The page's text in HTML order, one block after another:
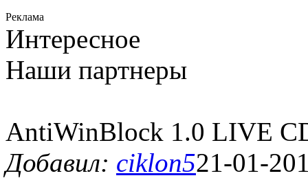
Реклама
Интересное
Наши партнеры
AntiWinBlock 1.0 LIVE
Добавил: ciklon521-01-